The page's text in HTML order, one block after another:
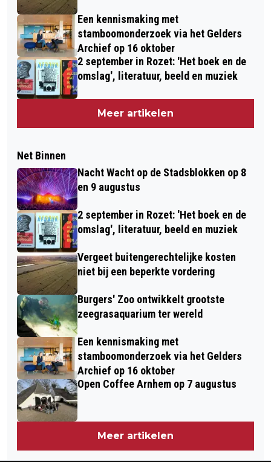
Een kennismaking met
stamboomonderzoek via het Gelders
Archief op 16 oktober
2 september in Rozet: 'Het boek en de
omslag', literatuur, beeld en muziek
Meer artikelen
Net Binnen
Nacht Wacht op de Stadsblokken op 8
en 9 augustus
2 september in Rozet: 'Het boek en de
omslag', literatuur, beeld en muziek
Vergeet buitengerechtelijke kosten
niet bij een beperkte vordering
Burgers' Zoo ontwikkelt grootste
zeegrasaquarium ter wereld
Een kennismaking met
stamboomonderzoek via het Gelders
Archief op 16 oktober
Open Coffee Arnhem op 7 augustus
Meer artikelen